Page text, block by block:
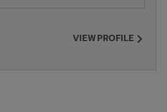
VIEW PROFILE